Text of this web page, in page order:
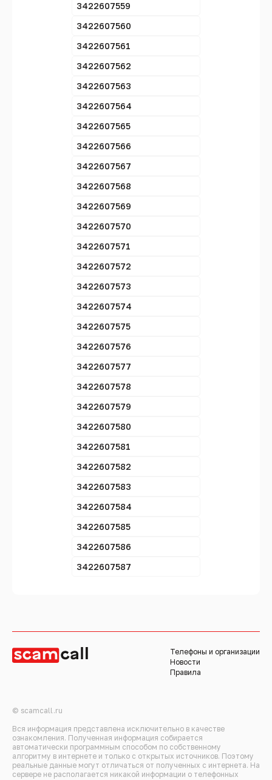
3422607559
3422607560
3422607561
3422607562
3422607563
3422607564
3422607565
3422607566
3422607567
3422607568
3422607569
3422607570
3422607571
3422607572
3422607573
3422607574
3422607575
3422607576
3422607577
3422607578
3422607579
3422607580
3422607581
3422607582
3422607583
3422607584
3422607585
3422607586
3422607587
Телефоны и организации
Новости
Правила
© scamcall.ru
Вся информация представлена исключительно в качестве
ознакомления. Полученная информация собирается
автоматически программным способом по собственному
алгоритму в интернете и только с открытых источников. Поэтому
реальные данные могут отличаться от полученных с интернета. На
сервере не располагается никакой информации о телефонных